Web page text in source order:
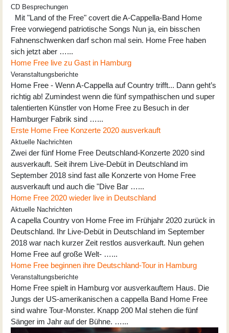
CD Besprechungen
Mit "Land of the Free" covert die A-Cappella-Band Home
Free vorwiegend patriotische Songs Nun ja, ein bisschen
Fahnenschwenken darf schon mal sein. Home Free haben
sich jetzt aber …...
Home Free live zu Gast in Hamburg
Veranstaltungsberichte
Home Free - Wenn A-Cappella auf Country trifft... Dann geht’s
richtig ab! Zumindest wenn die fünf sympathischen und super
talentierten Künstler von Home Free zu Besuch in der
Hamburger Fabrik sind …...
Erste Home Free Konzerte 2020 ausverkauft
Aktuelle Nachrichten
Zwei der fünf Home Free Deutschland-Konzerte 2020 sind
ausverkauft. Seit ihrem Live-Debüt in Deutschland im
September 2018 sind fast alle Konzerte von Home Free
ausverkauft und auch die "Dive Bar …...
Home Free 2020 wieder live in Deutschland
Aktuelle Nachrichten
A capella Country von Home Free im Frühjahr 2020 zurück in
Deutschland. Ihr Live-Debüt in Deutschland im September
2018 war nach kurzer Zeit restlos ausverkauft. Nun gehen
Home Free auf große Welt- …...
Home Free beginnen ihre Deutschland-Tour in Hamburg
Veranstaltungsberichte
Home Free spielt in Hamburg vor ausverkauftem Haus. Die
Jungs der US-amerikanischen a cappella Band Home Free
sind wahre Tour-Monster. Knapp 200 Mal stehen die fünf
Sänger im Jahr auf der Bühne. …...